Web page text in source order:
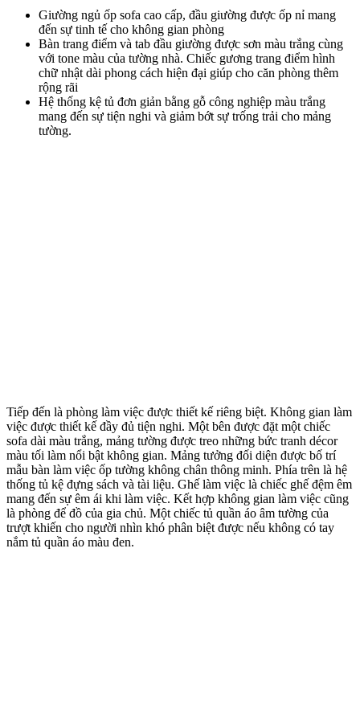
Giường ngủ ốp sofa cao cấp, đầu giường được ốp nỉ mang
đến sự tinh tế cho không gian phòng
Bàn trang điểm và tab đầu giường được sơn màu trắng cùng
với tone màu của tường nhà. Chiếc gương trang điểm hình
chữ nhật dài phong cách hiện đại giúp cho căn phòng thêm
rộng rãi
Hệ thống kệ tủ đơn giản bằng gỗ công nghiệp màu trắng
mang đến sự tiện nghi và giảm bớt sự trống trải cho mảng
tường.
Tiếp đến là phòng làm việc được thiết kế riêng biệt. Không gian làm
việc được thiết kế đầy đủ tiện nghi. Một bên được đặt một chiếc
sofa dài màu trắng, mảng tường được treo những bức tranh décor
màu tối làm nổi bật không gian. Mảng tưởng đối diện được bố trí
mẫu bàn làm việc ốp tường không chân thông minh. Phía trên là hệ
thống tủ kệ đựng sách và tài liệu. Ghế làm việc là chiếc ghế đệm êm
mang đến sự êm ái khi làm việc. Kết hợp không gian làm việc cũng
là phòng để đồ của gia chủ. Một chiếc tủ quần áo âm tường của
trượt khiến cho người nhìn khó phân biệt được nếu không có tay
nắm tủ quần áo màu đen.